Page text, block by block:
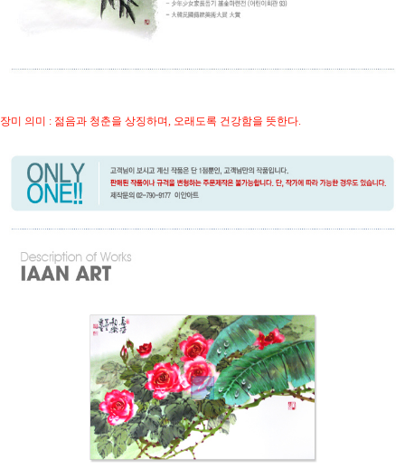
장미 의미 : 젊음과 청춘을 상징하며, 오래도록 건강함을 뜻한다.